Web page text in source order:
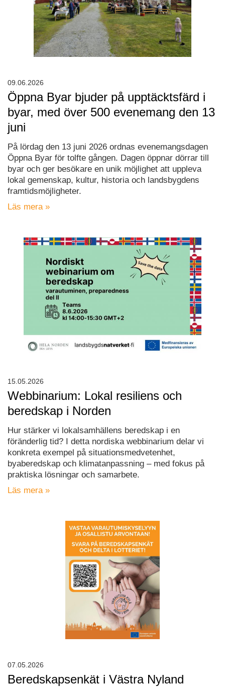
Öppna Byar bjuder på upptäcktsfärd i
byar, med över 500 evenemang den 13
juni
På lördag den 13 juni 2026 ordnas evenemangsdagen
Öppna Byar för tolfte gången. Dagen öppnar dörrar till
byar och ger besökare en unik möjlighet att uppleva
lokal gemenskap, kultur, historia och landsbygdens
framtidsmöjligheter.
Läs mera »
09.06.2026
Webbinarium: Lokal resiliens och
beredskap i Norden
Hur stärker vi lokalsamhällens beredskap i en
föränderlig tid? I detta nordiska webbinarium delar vi
konkreta exempel på situationsmedvetenhet,
byaberedskap och klimatanpassning – med fokus på
praktiska lösningar och samarbete.
Läs mera »
15.05.2026
Beredskapsenkät i Västra Nyland
07.05.2026